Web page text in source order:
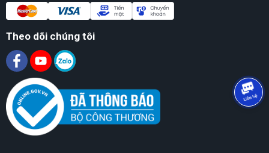
Theo dõi chúng tôi